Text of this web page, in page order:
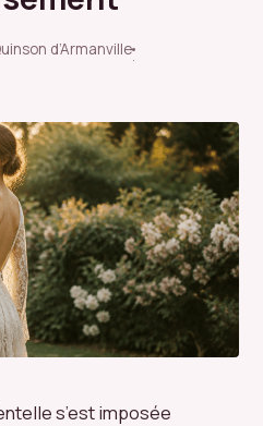
d’Armanville
·
s’est imposée